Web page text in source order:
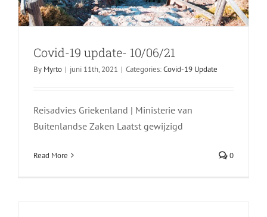
Covid-19 update- 10/06/21
By Myrto | juni 11th, 2021 | Categories:Covid-19 Update
Reisadvies Griekenland | Ministerie van
Buitenlandse Zaken Laatst gewijzigd
Read More 0